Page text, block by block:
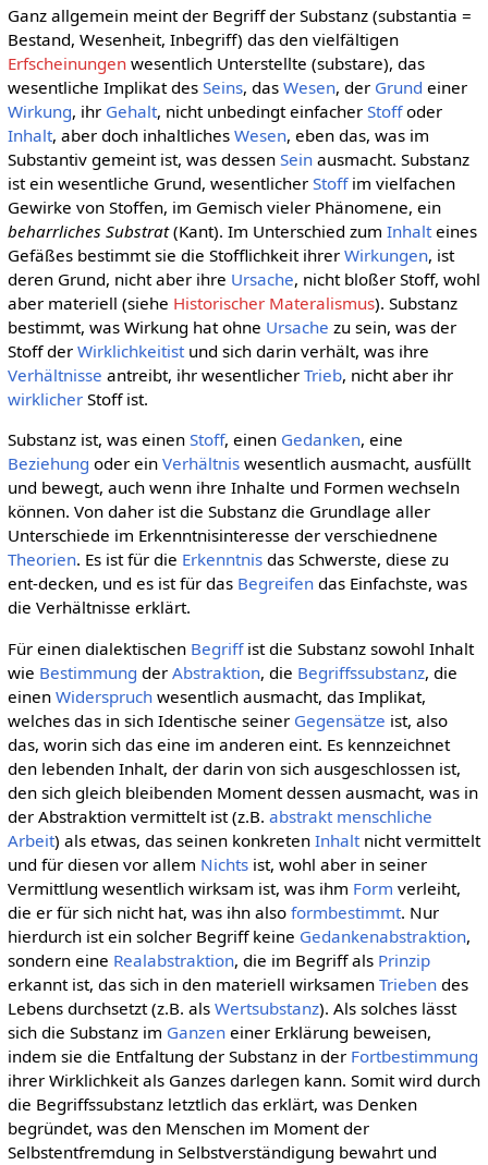
Ganz allgemein meint der Begriff der Substanz (substantia =
Bestand, Wesenheit, Inbegriff) das den vielfältigen
Erfscheinungenwesentlich Unterstellte (substare), das
wesentliche Implikat des Seins, das Wesen, der Grund einer
Wirkung, ihr Gehalt, nicht unbedingt einfacher Stoffoder
Inhalt, aber doch inhaltliches Wesen, eben das, was im
Substantiv gemeint ist, was dessen Seinausmacht. Substanz
ist ein wesentliche Grund, wesentlicher Stoffim vielfachen
Gewirke von Stoffen, im Gemisch vieler Phänomene, ein
beharrliches Substrat(Kant). Im Unterschied zum Inhalteines
Gefäßes bestimmt sie die Stofflichkeit ihrer Wirkungen, ist
deren Grund, nicht aber ihre Ursache, nicht bloßer Stoff, wohl
aber materiell (siehe Historischer Materalismus). Substanz
bestimmt, was Wirkung hat ohne Ursache zu sein, was der
Stoff der Wirklichkeitistund sich darin verhält, was ihre
Verhältnisse antreibt, ihr wesentlicher Trieb, nicht aber ihr
wirklicherStoff ist.
Substanz ist, was einen Stoff, einen Gedanken, eine
Beziehung oder ein Verhältniswesentlich ausmacht, ausfüllt
und bewegt, auch wenn ihre Inhalte und Formen wechseln
können. Von daher ist die Substanz die Grundlage aller
Unterschiede im Erkenntnisinteresse der verschiednene
Theorien. Es ist für die Erkenntnisdas Schwerste, diese zu
ent-decken, und es ist für das Begreifendas Einfachste, was
die Verhältnisse erklärt.
Für einen dialektischen Begriffist die Substanz sowohl Inhalt
wie Bestimmung der Abstraktion, die Begriffssubstanz, die
einen Widerspruchwesentlich ausmacht, das Implikat,
welches das in sich Identische seiner Gegensätze ist, also
das, worin sich das eine im anderen eint. Es kennzeichnet
den lebenden Inhalt, der darin von sich ausgeschlossen ist,
den sich gleich bleibenden Moment dessen ausmacht, was in
der Abstraktion vermittelt ist (z.B. abstrakt menschliche
Arbeit) als etwas, das seinen konkreten Inhaltnicht vermittelt
und für diesen vor allem Nichtsist, wohl aber in seiner
Vermittlung wesentlich wirksam ist, was ihm Form verleiht,
die er für sich nicht hat, was ihn also formbestimmt. Nur
hierdurch ist ein solcher Begriff keine Gedankenabstraktion,
sondern eine Realabstraktion, die im Begriff als Prinzip
erkannt ist, das sich in den materiell wirksamen Triebendes
Lebens durchsetzt (z.B. als Wertsubstanz). Als solches lässt
sich die Substanz im Ganzeneiner Erklärung beweisen,
indem sie die Entfaltung der Substanz in der Fortbestimmung
ihrer Wirklichkeit als Ganzes darlegen kann. Somit wird durch
die Begriffssubstanz letztlich das erklärt, was Denken
begründet, was den Menschen im Moment der
Selbstentfremdung in Selbstverständigung bewahrt und